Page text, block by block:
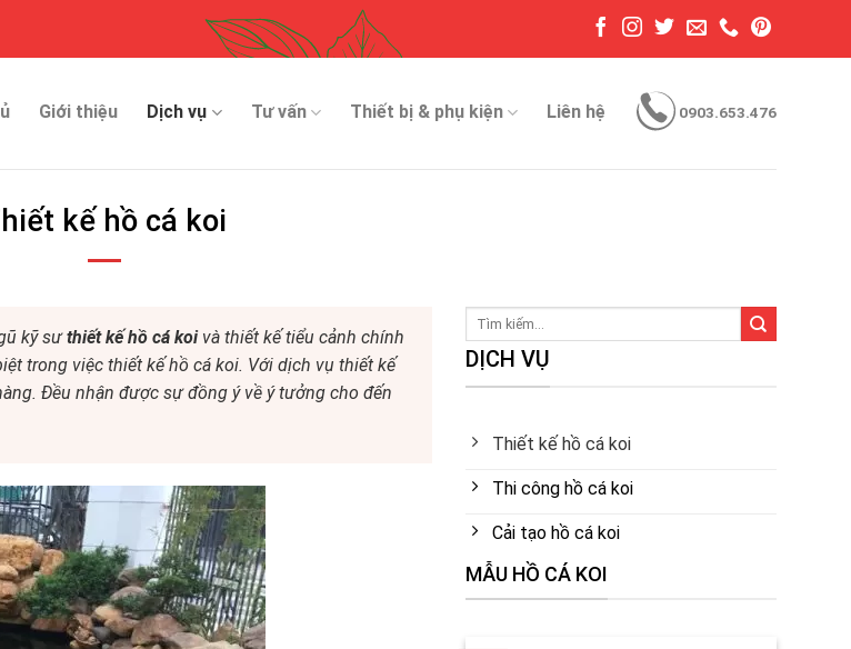
Giới thiệu Dịch vụ Tư vấn Thiết bị & phụ kiện Liên hệ 0903.653.476
Thiết kế hồ cá koi
kỹ sưthiết kế hồ cá koivà thiết kế tiểu cảnh chính
trong việc thiết kế hồ cá koi. Với dịch vụ thiết kế
Đều nhận được sự đồng ý về ý tưởng cho đến
DỊCH VỤ
Thiết kế hồ cá koi
Thi công hồ cá koi
Cải tạo hồ cá koi
MẪU HỒ CÁ KOI